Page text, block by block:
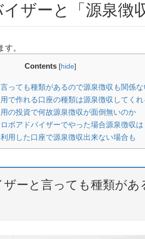
イザーと「源泉徴
。
Contents [hide]
っても種類があるので源泉徴収も関係な
で作れる口座の種類は源泉徴収してくれ
の投資で何故源泉徴収が面倒無いのか
ボアドバイザーでやった場合源泉徴収は
用した口座で源泉徴収出来ない場合も
ザーと言っても種類が